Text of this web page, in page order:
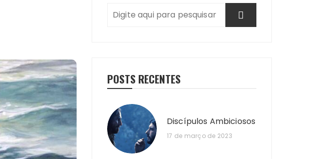
POSTS RECENTES
Discípulos Ambiciosos
17 de março de 2023